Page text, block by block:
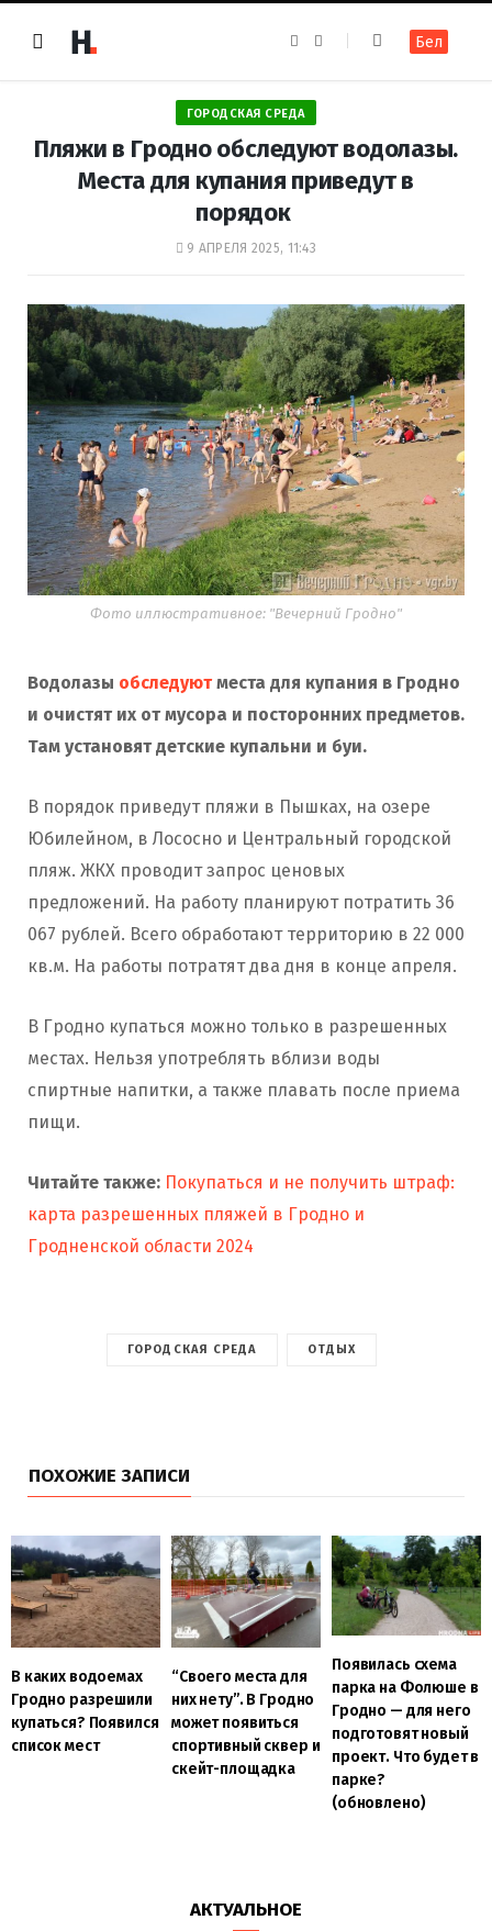
e
b
o
o
k
t
a
m
Бел
ГОРОДСКАЯ СРЕДА
Пляжи в Гродно обследуют водолазы.
Места для купания приведут в
порядок
9 АПРЕЛЯ 2025, 11:43
Фото иллюстративное: "Вечерний Гродно"
Водолазы обследуютместа для купания в Гродно
и очистят их от мусора и посторонних предметов.
Там установят детские купальни и буи.
В порядок приведут пляжи в Пышках, на озере
Юбилейном, в Лососно и Центральный городской
пляж. ЖКХ проводит запрос ценовых
предложений. На работу планируют потратить 36
067 рублей. Всего обработают территорию в 22 000
кв.м. На работы потратят два дня в конце апреля.
В Гродно купаться можно только в разрешенных
местах. Нельзя употреблять вблизи воды
спиртные напитки, а также плавать после приема
пищи.
Читайте также: Покупаться и не получить штраф:
карта разрешенных пляжей в Гродно и
Гродненской области 2024
ГОРОДСКАЯ СРЕДА ОТДЫХ
ПОХОЖИЕ ЗАПИСИ
В каких водоемах
Гродно разрешили
купаться? Появился
список мест
“Своего места для
них нету”. В Гродно
может появиться
спортивный сквер и
скейт-площадка
Появилась схема
парка на Фолюше в
Гродно — для него
подготовят новый
проект. Что будет в
парке?
(обновлено)
АКТУАЛЬНОЕ